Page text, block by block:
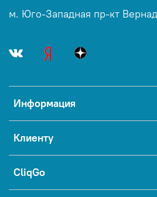
Информация
Клиенту
CliqGo
м. Юго-Западная пр-кт